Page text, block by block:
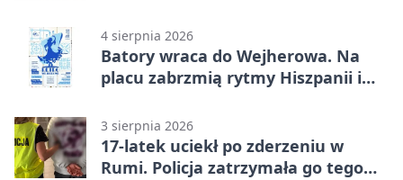
4 sierpnia 2026
Batory wraca do Wejherowa. Na
placu zabrzmią rytmy Hiszpanii i
3 sierpnia 2026
17-latek uciekł po zderzeniu w
Rumi. Policja zatrzymała go tego